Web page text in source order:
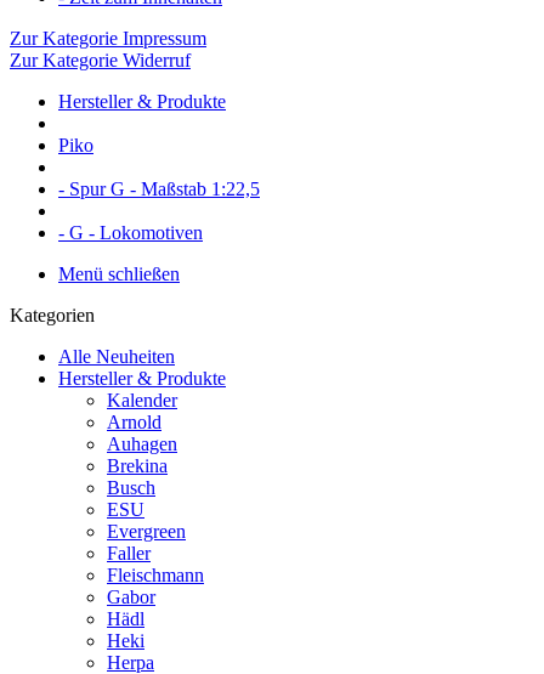
Zur Kategorie Impressum
Zur Kategorie Widerruf
Hersteller & Produkte
Piko
- Spur G - Maßstab 1:22,5
- G - Lokomotiven
Menü schließen
Kategorien
Alle Neuheiten
Hersteller & Produkte
Kalender
Arnold
Auhagen
Brekina
Busch
ESU
Evergreen
Faller
Fleischmann
Gabor
Hädl
Heki
Herpa